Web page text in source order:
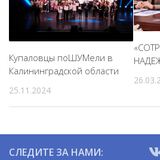
Купаловцы поШУМели в
Калининградской области
25.11.2024
СЛЕДИТЕ ЗА НАМИ: